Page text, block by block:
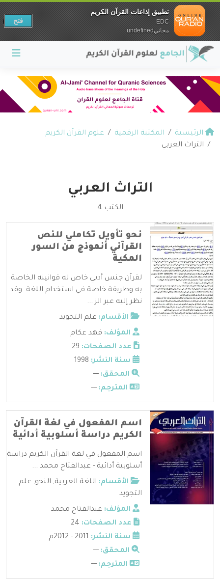
الرئيسية المكتبة الرقمية
علوم القرآن الكريم
التراث العربي
التراث العربي
الكتب 4
نحو تأويل تكاملي للنص
القرآني أنموذج من السور
المكية
لقرآن جنس أدبي خاص له قوانينه الخاصة
به وطريقة خاصة في استخدام اللغة. وقد
نظر إليه عبر الز ...
الأقسام: علم التجويد
المؤلف: فهد عكام
عدد الصفحات:
سنة النشر:
المحقق: ---
المترجم: ---
اسم المفعول في لغة القرآن
الكريم دراسة أسلوبية أدائية
اسم المفعول في لغة القرآن الكريم دراسة
أسلوبية أدائية - عبدالفتاح محمد ...
الأقسام: اللغة العربية, النحو, علم
التجويد
المؤلف: عبدالفتاح محمد
عدد الصفحات:
سنة النشر:
المحقق: ---
المترجم: ---
تطبيق إذاعات القرآن الكريم
EDC
مجانيundefined
فتح